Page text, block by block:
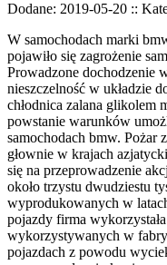
Dodane: 2019-05-20 ::
W samochodach marki
pojawiło się zagrożenie
Prowadzone dochodzenie
nieszczelność w układzie
chłodnica zalana glikolem
powstanie warunków
samochodach bmw. Pożar
głownie w krajach
się na przeprowadzenie
około trzystu dwudziestu
wyprodukowanych w
pojazdy firma
wykorzystywanych w
pojazdach z powodu